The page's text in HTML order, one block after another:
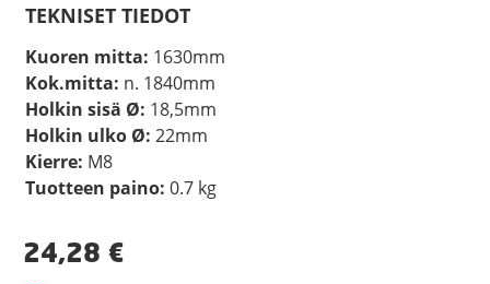
TEKNISET TIEDOT
Kuoren mitta: 1630mm
Kok.mitta: n. 1840mm
Holkin sisä Ø: 18,5mm
Holkin ulko Ø: 22mm
Kierre: M8
Tuotteen paino: 0.7 kg
24,28 €